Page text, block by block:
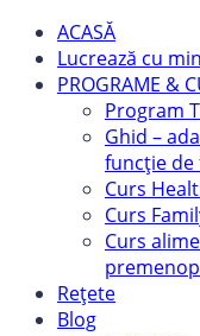
ACASĂ
Lucrează cu
PROGRAME &
Program
Ghid –
funcție de
Curs
Curs
Curs
Rețete
Blog